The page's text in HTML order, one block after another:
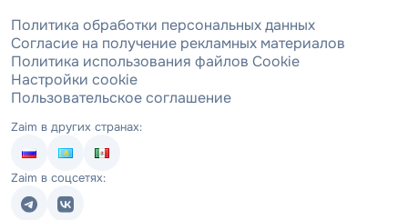
Политика обработки персональных данных
Согласие на получение рекламных материалов
Политика использования файлов Cookie
Настройки cookie
Пользовательское соглашение
Zaim в других странах:
Zaim в соцсетях: